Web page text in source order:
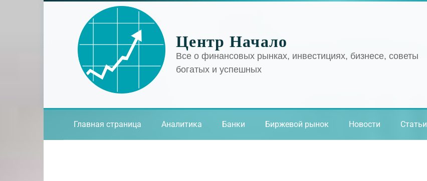
Центр Начало
Все о финансовых рынках, инвестициях, бизнесе, советы
богатых и успешных
Главная страница Аналитика Банки Биржевой рынок Новости Статьи